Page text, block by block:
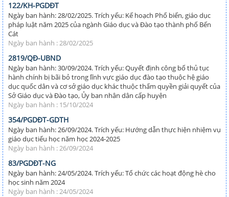
122/KH-PGDĐT
Ngày ban hành: 28/02/2025. Trích yếu: Kế hoạch Phổ biến, giáo dục
pháp luật năm 2025 của ngành Giáo dục và Đào tạo thành phố Bến
Cát
Ngày ban hành : 28/02/2025
2819/QĐ-UBND
Ngày ban hành: 30/09/2024. Trích yếu: Quyết định công bố thủ tục
hành chính bị bãi bỏ trong lĩnh vực giáo dục đào tạo thuộc hệ giáo
dục quốc dân và cơ sở giáo dục khác thuộc thẩm quyền giải quyết của
Sở Giáo dục và Đào tạo, Ủy ban nhân dân cấp huyện
Ngày ban hành : 15/10/2024
354/PGDĐT-GDTH
Ngày ban hành: 26/09/2024. Trích yếu: Hướng dẫn thực hiện nhiệm vụ
giáo dục tiểu học năm học 2024-2025
Ngày ban hành : 26/09/2024
83/PGDĐT-NG
Ngày ban hành: 24/05/2024. Trích yếu: Tổ chức các hoạt động hè cho
học sinh năm 2024
Ngày ban hành : 24/05/2024